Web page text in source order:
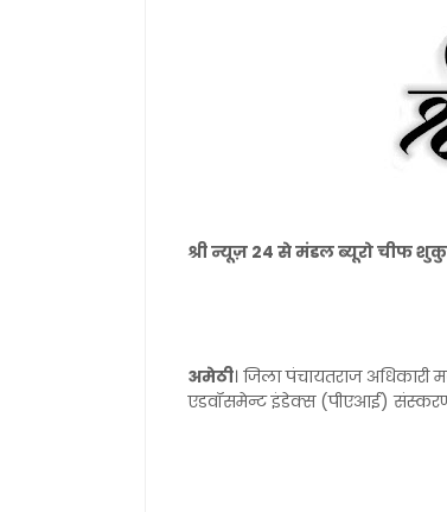
श्री न्यूज़ 24 से मंडल ब्यूरो चीफ
अमेठी। जिला पंचायतराज
एडवॉसमेन्ट इंडेक्स (पीएआई)